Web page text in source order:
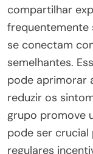
compartilhar
frequentemente
se conectam
semelhantes.
pode aprimorar
reduzir os
grupo promove
pode ser crucial
regulares